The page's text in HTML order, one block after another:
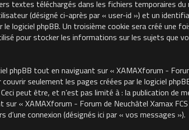
textes téléchargés dans les fichiers temporaires
(désigné ci-après par « user-id ») et un
logiciel phpBB. Un troisième cookie sera créé une
pour stocker les informations sur les sujets que
phpBB tout en naviguant sur « XAMAXforum -
seulement les pages créées par le logiciel
peut être, et n’est pas limité à : la publication de
« XAMAXforum - Forum de Neuchâtel Xamax
connexion (désignés ici par « vos messages »).